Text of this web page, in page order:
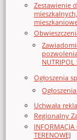
Zestawienie
Ogłoszenia
Uchwała
Regionalny
INFORMACJA
TERENOWEJ